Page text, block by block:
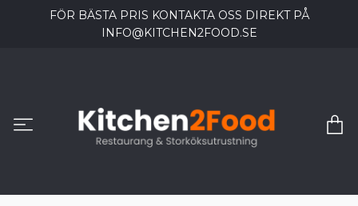
FÖR BÄSTA PRIS KONTAKTA OSS DIREKT PÅ
INFO@KITCHEN2FOOD.SE